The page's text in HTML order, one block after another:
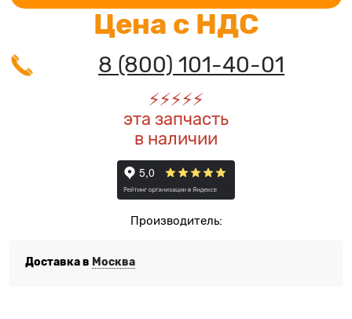
Цена с НДС
8 (800) 101-40-01
⚡️⚡️⚡️⚡️⚡️
эта запчасть
в наличии
Производитель:
Доставка в Москва